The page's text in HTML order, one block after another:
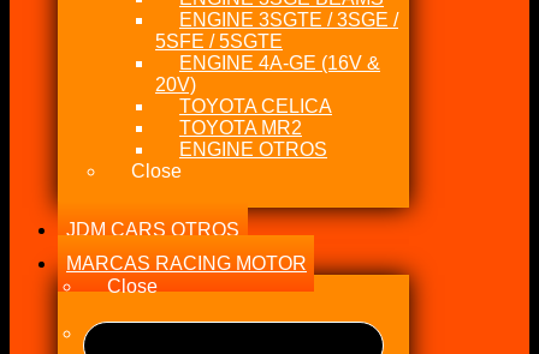
ENGINE 3SGTE / 3SGE /
5SFE / 5SGTE
ENGINE 4A-GE (16V &
20V)
TOYOTA CELICA
TOYOTA MR2
ENGINE OTROS
Close
JDM CARS OTROS
MARCAS RACING MOTOR
Close